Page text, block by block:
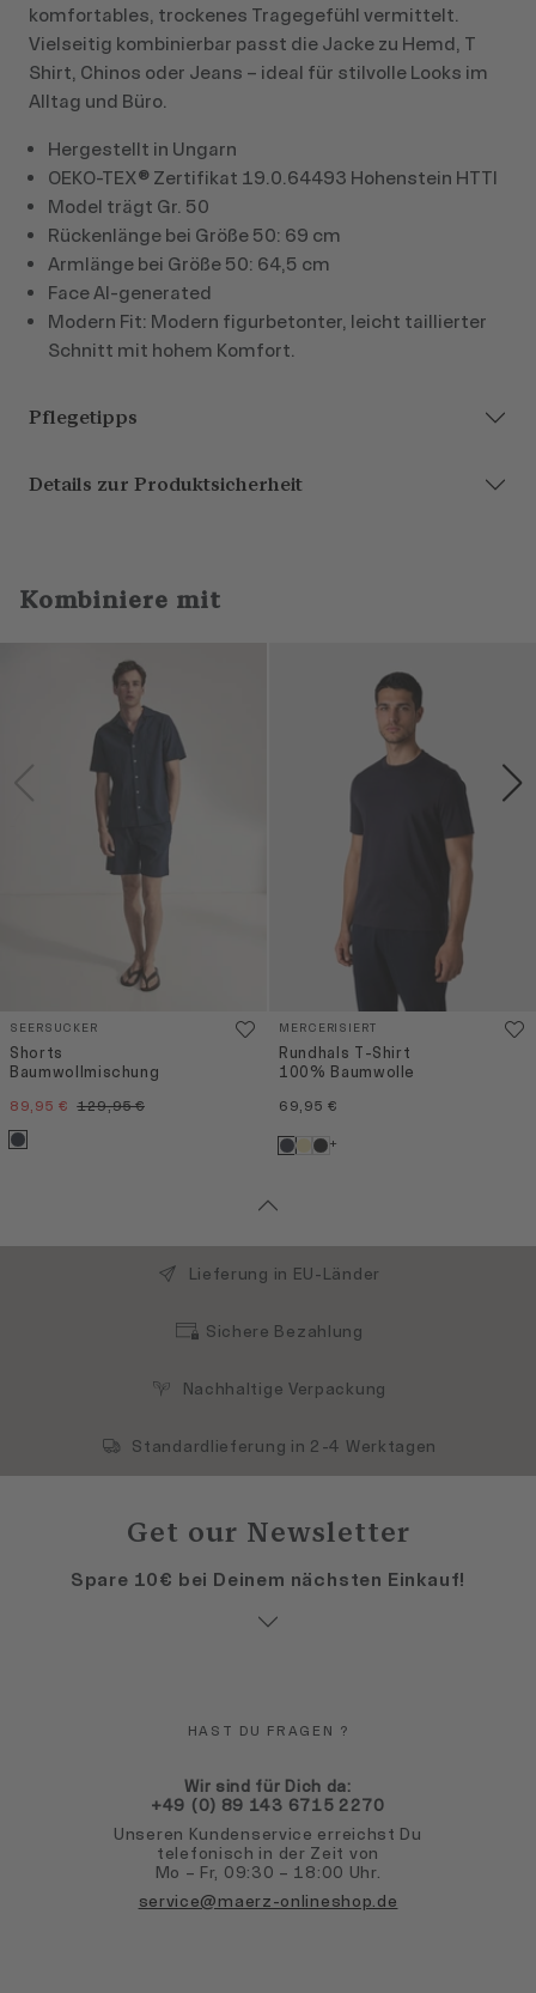
komfortables, trockenes Tragegefühl vermittelt.
Vielseitig kombinierbar passt die Jacke zu Hemd, T
Shirt, Chinos oder Jeans – ideal für stilvolle Looks im
Alltag und Büro.
Hergestellt in Ungarn
OEKO-TEX® Zertifikat 19.0.64493 Hohenstein HTTI
Model trägt Gr. 50
Rückenlänge bei Größe 50: 69 cm
Armlänge bei Größe 50: 64,5 cm
Face AI-generated
Modern Fit: Modern figurbetonter, leicht taillierter
Schnitt mit hohem Komfort.
Pflegetipps
Details zur Produktsicherheit
Kombiniere mit
SEERSUCKER
Shorts
Baumwollmischung
89,95 € 129,95 €
MERCERISIERT
Rundhals T-Shirt
100% Baumwolle
69,95 €
+
Lieferung in EU-Länder
Sichere Bezahlung
Nachhaltige Verpackung
Standardlieferung in 2-4 Werktagen
Get our Newsletter
Spare 10€ bei Deinem nächsten Einkauf!
HAST DU FRAGEN ?
Wir sind für Dich da:
+49 (0) 89 143 6715 2270
Unseren Kundenservice erreichst Du
telefonisch in der Zeit von
Mo – Fr, 09:30 – 18:00 Uhr.
service@maerz-onlineshop.de